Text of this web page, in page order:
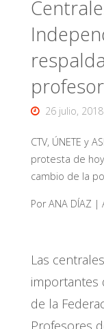
26 julio, 2018
CTV, ÚNETE y
protesta de
cambio de la
Por ANA DÍAZ |
Las
importantes
de la